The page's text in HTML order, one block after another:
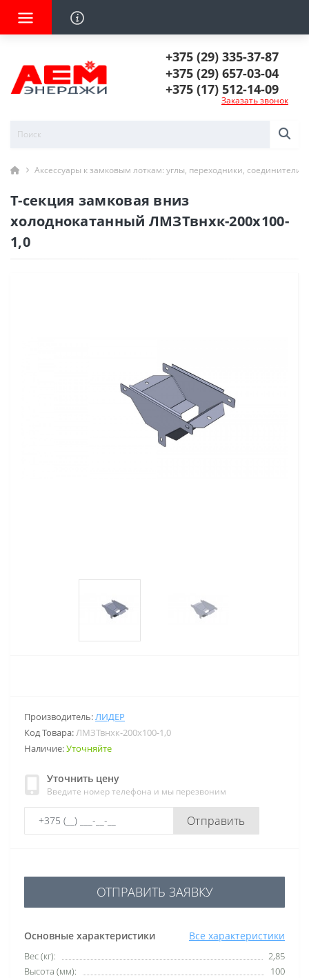
+375 (29) 335-37-87
+375 (29) 657-03-04
+375 (17) 512-14-09
Заказать звонок
Аксессуары к замковым лоткам: углы, переходники, соединители
Т-секция замковая вниз
холоднокатанный ЛМЗТвнхк-200х100-
1,0
Производитель:ЛИДЕР
Код Товара:ЛМЗТвнхк-200х100-1,0
Наличие:Уточняйте
Уточнить цену
Введите номер телефона и мы перезвоним
Отправить
Основные характеристики Все характеристики
Вес (кг):
2,85
Высота (мм):
100
ОТПРАВИТЬ ЗАЯВКУ